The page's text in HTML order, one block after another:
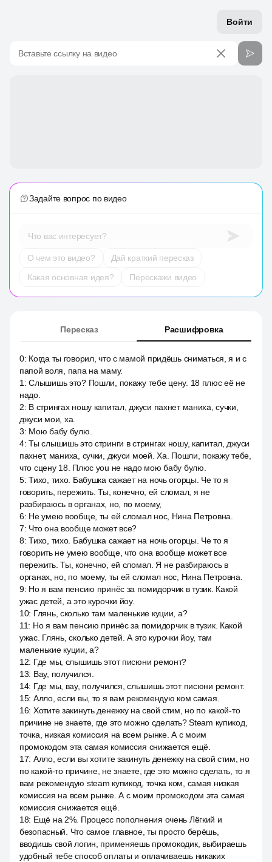
Войти
Вставьте ссылку на видео
Задайте вопрос по видео
Что вас интересует?
О чем это видео?
Дай краткий пересказ
Какая основная идея?
Перескажи видео
Пересказ Расшифровка
0: Когда ты говорил, что с мамой придёшь сниматься, я и с
папой воля, папа на маму.
1 :Слышишь это? Пошли, покажу тебе цену. 18 плюс её не
надо.
2: В стрингах ношу капитал, джуси пахнет маниха, сучки,
джуси мои, ха.
3: Мою бабу булю.
4:Ты слышишь это стринги в стрингах ношу, капитал, джуси
пахнет, маниха, сучки, джуси моей. Ха. Пошли, покажу тебе,
что сцену 18. Плюс you не надо мою бабу булю.
5:Тихо, тихо. Бабушка сажает на ночь огорцы. Че то я
говорить, пережить. Ты, конечно, ей сломал, я не
разбираюсь в органах, но, по моему,
6: Не умею вообще, ты ей сломал нос, Нина Петровна.
7: Что она вообще может все?
8:Тихо, тихо. Бабушка сажает на ночь огорцы. Че то я
говорить не умею вообще, что она вообще может все
пережить. Ты, конечно, ей сломал. Я не разбираюсь в
органах, но, по моему, ты ей сломал нос, Нина Петровна.
9: Но я вам пенсию принёс за помидорчик в тузик. Какой
ужас детей, а это курочки йоу.
10: Глянь, сколько там маленькие куции, а?
11: Но я вам пенсию принёс за помидорчик в тузик. Какой
ужас. Глянь, сколько детей. А это курочки йоу, там
маленькие куции, а?
12: Где мы, слышишь этот писюни ремонт?
13: Вау, получился.
14: Где мы, вау, получился, слышишь этот писюни ремонт.
15: Алло, если вы, то я вам рекомендую ком самая.
16: Хотите закинуть денежку на свой стим, но по какой-то
причине не знаете, где это можно сделать? Steam купикод,
точка, низкая комиссия на всем рынке. А с моим
промокодом эта самая комиссия снижается ещё.
17: Алло, если вы хотите закинуть денежку на свой стим, но
по какой-то причине, не знаете, где это можно сделать, то я
вам рекомендую steam купикод, точка ком, самая низкая
комиссия на всем рынке. А с моим промокодом эта самая
комиссия снижается ещё.
18: Ещё на 2%. Процесс пополнения очень Лёгкий и
безопасный. Что самое главное, ты просто берёшь,
вводишь свой логин, применяешь промокодик, выбираешь
удобный тебе способ оплаты и оплачиваешь никаких